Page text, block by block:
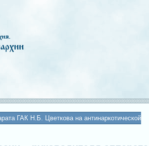
ГАК Н.Б. Цветкова на антинаркотической